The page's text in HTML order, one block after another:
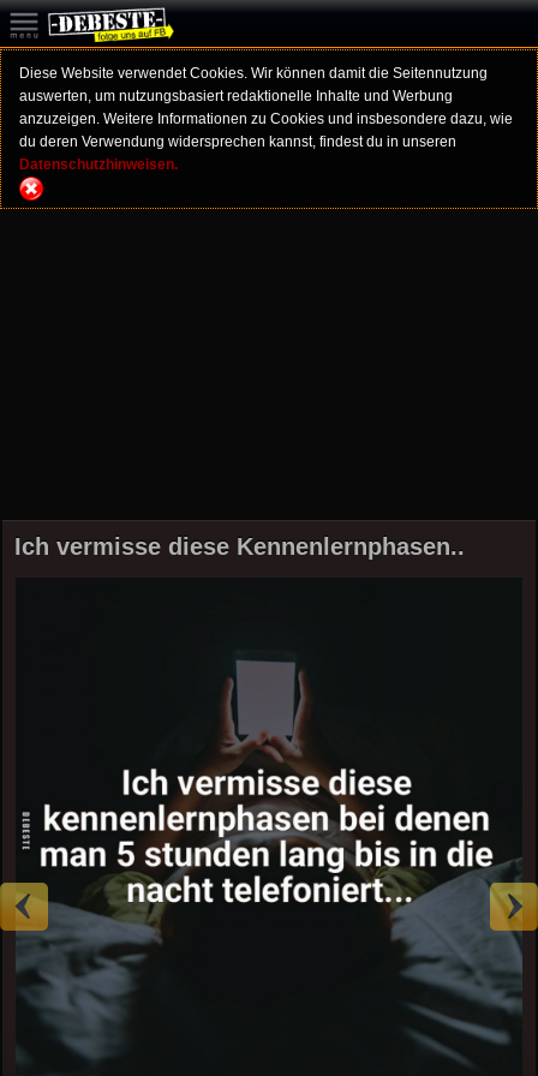
Diese Website verwendet Cookies. Wir können damit die Seitennutzung
auswerten, um nutzungsbasiert redaktionelle Inhalte und Werbung
anzuzeigen. Weitere Informationen zu Cookies und insbesondere dazu, wie
du deren Verwendung widersprechen kannst, findest du in unseren
Datenschutzhinweisen.
Ich vermisse diese Kennenlernphasen..